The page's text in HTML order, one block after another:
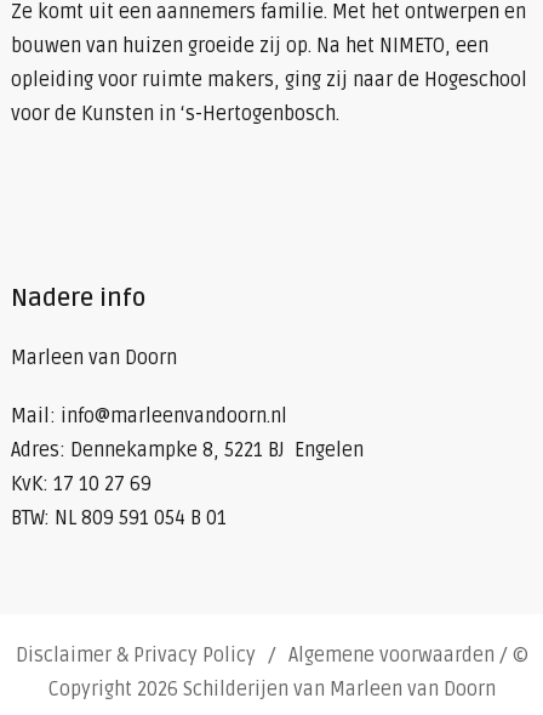
Ze komt uit een aannemers familie. Met het ontwerpen en
bouwen van huizen groeide zij op. Na het NIMETO, een
opleiding voor ruimte makers, ging zij naar de Hogeschool
voor de Kunsten in ‘s-Hertogenbosch.
Nadere info
Marleen van Doorn
Mail: info@marleenvandoorn.nl
Adres: Dennekampke 8, 5221 BJ Engelen
KvK: 17 10 27 69
BTW: NL 809 591 054 B 01
Disclaimer & Privacy Policy Algemene voorwaarden / ©
Copyright 2026 Schilderijen van Marleen van Doorn